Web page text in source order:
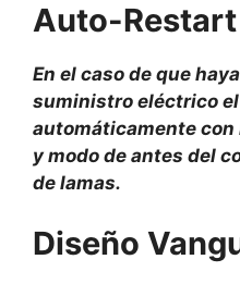
Auto-Restart
En el caso de que
suministro eléctrico
automáticamente
y modo de antes del
de lamas.
Diseño